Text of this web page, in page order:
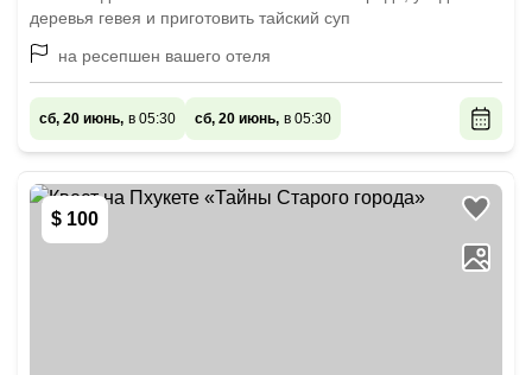
деревья гевея и приготовить тайский суп
на ресепшен вашего отеля
сб, 20 июнь, в 05:30 сб, 20 июнь, в 05:30
$ 100